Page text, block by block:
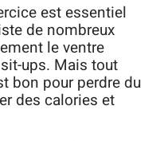
est essentiel
de nombreux
le ventre
ups. Mais tout
bon pour perdre du
des calories et